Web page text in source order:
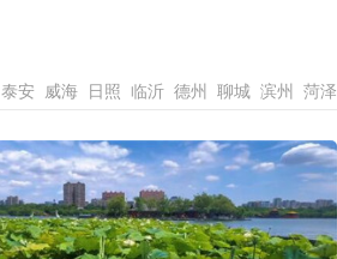
泰安 威海 日照 临沂 德州 聊城 滨州 菏泽